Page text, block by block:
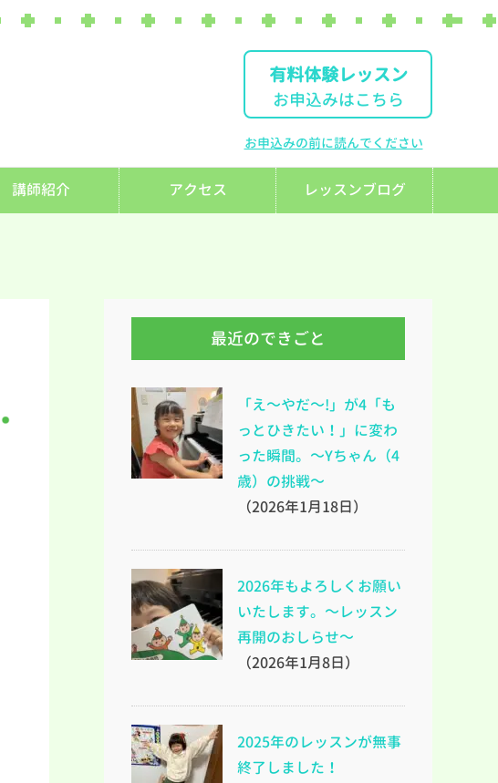
有料体験レッスン
お申込みはこちら
お申込みの前に読んでください
講師紹介 アクセス レッスンブログ
最近のできごと
「え～やだ～!」が4「も
っとひきたい！」に変わ
った瞬間。～Yちゃん（4
歳）の挑戦～
（2026年1月18日）
2026年もよろしくお願い
いたします。～レッスン
再開のおしらせ～
（2026年1月8日）
2025年のレッスンが無事
終了しました！